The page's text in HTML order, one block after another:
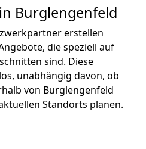
Burglengenfeld
erstellen
die speziell auf
sind. Diese
unabhängig davon, ob
von Burglengenfeld
Standorts planen.